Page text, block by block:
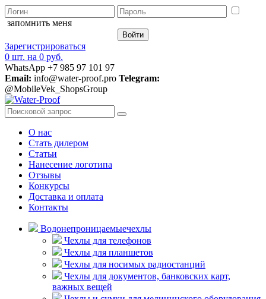
запомнить меня
Зарегистрироваться
0 шт. на 0 руб.
WhatsApp +7 985 97 101 97
Email: info@water-proof.pro Telegram:
@MobileVek_ShopsGroup
О нас
Стать дилером
Статьи
Нанесение логотипа
Отзывы
Конкурсы
Доставка и оплата
Контакты
Водонепроницаемыечехлы
Чехлы для телефонов
Чехлы для планшетов
Чехлы для носимых радиостанций
Чехлы для документов, банковских карт,
важных вещей